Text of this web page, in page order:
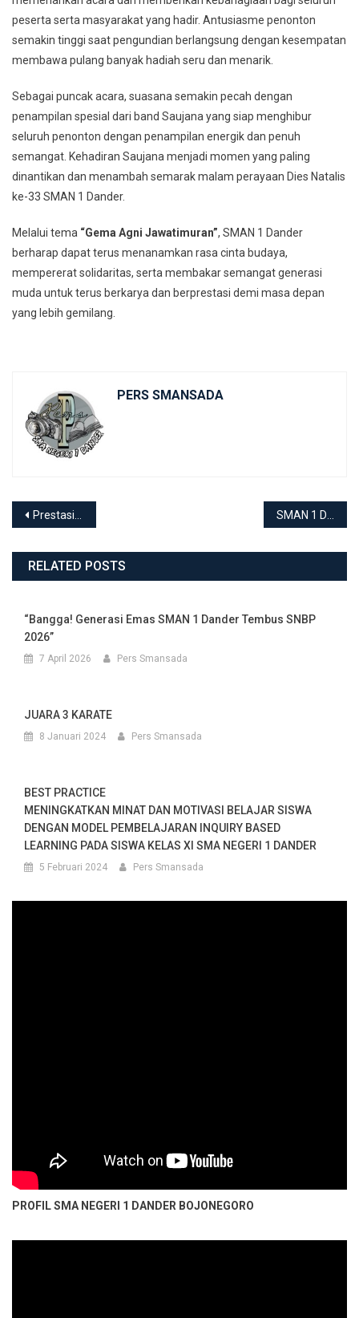
peserta serta masyarakat yang hadir. Antusiasme penonton
semakin tinggi saat pengundian berlangsung dengan kesempatan
membawa pulang banyak hadiah seru dan menarik.
Sebagai puncak acara, suasana semakin pecah dengan
penampilan spesial dari band Saujana yang siap menghibur
seluruh penonton dengan penampilan energik dan penuh
semangat. Kehadiran Saujana menjadi momen yang paling
dinantikan dan menambah semarak malam perayaan Dies Natalis
ke-33 SMAN 1 Dander.
Melalui tema “Gema Agni Jawatimuran”, SMAN 1 Dander
berharap dapat terus menanamkan rasa cinta budaya,
mempererat solidaritas, serta membakar semangat generasi
muda untuk terus berkarya dan berprestasi demi masa depan
yang lebih gemilang.
PERS SMANSADA
Navigasi
pos
Prestasi Gemilang! Siswa SMAN 1 Dander Raih Juara FLS3N 2026
RELATED POSTS
“Bangga! Generasi Emas SMAN 1 Dander Tembus SNBP
2026”
7 April 2026 Pers Smansada
JUARA 3 KARATE
8 Januari 2024 Pers Smansada
BEST PRACTICE
MENINGKATKAN MINAT DAN MOTIVASI BELAJAR SISWA
DENGAN MODEL PEMBELAJARAN INQUIRY BASED
LEARNING PADA SISWA KELAS XI SMA NEGERI 1 DANDER
5 Februari 2024 Pers Smansada
PROFIL SMA NEGERI 1 DANDER BOJONEGORO